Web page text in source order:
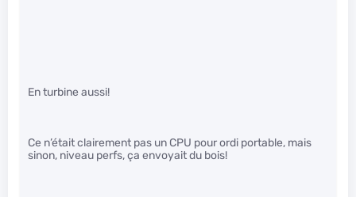
En turbine aussi!
Ce n’était clairement pas un CPU pour ordi portable, mais
sinon, niveau perfs, ça envoyait du bois!